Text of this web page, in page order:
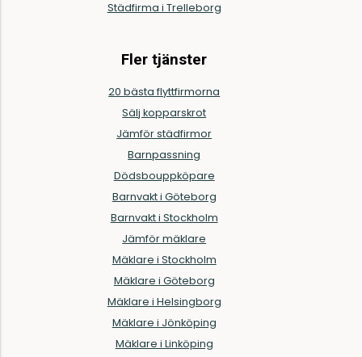
Städfirma i Trelleborg
Fler tjänster
20 bästa flyttfirmorna
Sälj kopparskrot
Jämför städfirmor
Barnpassning
Dödsbouppköpare
Barnvakt i Göteborg
Barnvakt i Stockholm
Jämför mäklare
Mäklare i Stockholm
Mäklare i Göteborg
Mäklare i Helsingborg
Mäklare i Jönköping
Mäklare i Linköping